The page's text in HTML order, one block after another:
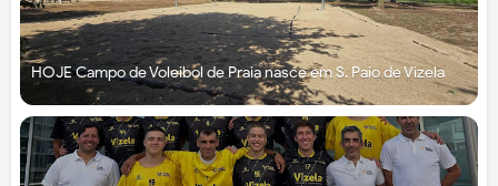
HOJE Campo de Voleibol de Praia nasce em S. Paio de Vizela